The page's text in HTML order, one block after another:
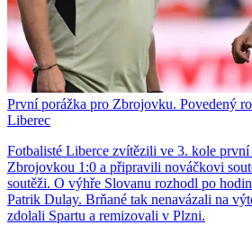
První porážka pro Zbrojovku. Povedený
Liberec
Fotbalisté Liberce zvítězili ve 3. kole
Zbrojovkou 1:0 a připravili nováčkovi
soutěži. O výhře Slovanu rozhodl po
Patrik Dulay. Brňané tak nenavázali na
zdolali Spartu a remizovali v Plzni.